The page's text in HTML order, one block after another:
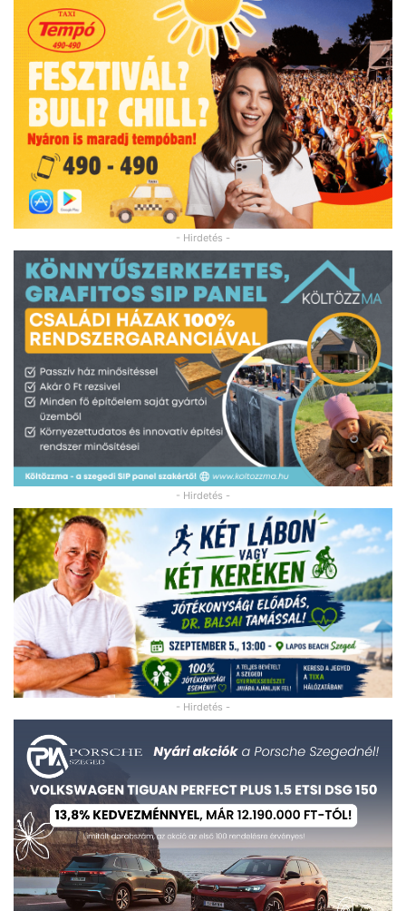
- Hirdetés -
- Hirdetés -
- Hirdetés -